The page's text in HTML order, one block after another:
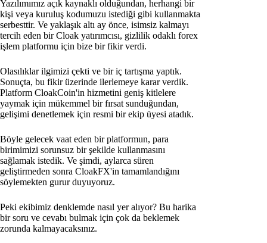
Yazılımımız açık kaynaklı olduğundan, herhangi bir
kişi veya kuruluş kodumuzu istediği gibi kullanmakta
serbesttir. Ve yaklaşık altı ay önce, isimsiz kalmayı
tercih eden bir Cloak yatırımcısı, gizlilik odaklı forex
işlem platformu için bize bir fikir verdi.
Olasılıklar ilgimizi çekti ve bir iç tartışma yaptık.
Sonuçta, bu fikir üzerinde ilerlemeye karar verdik.
Platform CloakCoin'in hizmetini geniş kitlelere
yaymak için mükemmel bir fırsat sunduğundan,
gelişimi denetlemek için resmi bir ekip üyesi atadık.
Böyle gelecek vaat eden bir platformun, para
birimimizi sorunsuz bir şekilde kullanmasını
sağlamak istedik. Ve şimdi, aylarca süren
geliştirmeden sonra CloakFX'in tamamlandığını
söylemekten gurur duyuyoruz.
Peki ekibimiz denklemde nasıl yer alıyor? Bu harika
bir soru ve cevabı bulmak için çok da beklemek
zorunda kalmayacaksınız.